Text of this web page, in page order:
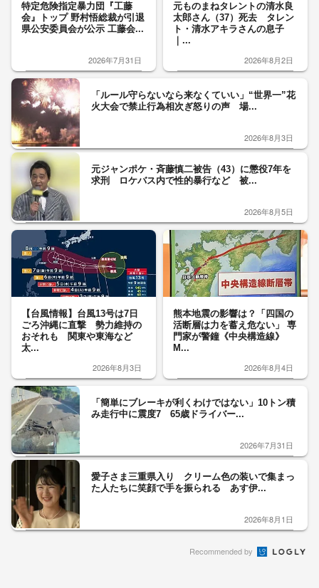
特定危険指定暴力団『工藤
会』トップ 野村悟総裁が引退
県公安委員会が公示 工藤会...
2026年7月31日
元ものまねタレントの清水良
太郎さん（37）死去 タレン
ト・清水アキラさんの息子
｜...
2026年8月2日
「ルール守らないなら来なくていい」“世界一”花
火大会で禁止行為相次ぎ怒りの声 場...
2026年8月3日
元ジャンポケ・斉藤慎二被告（43）に懲役7年を
求刑 ロケバス内で性的暴行など 被...
2026年8月5日
【台風情報】台風13号は7日
ごろ沖縄に直撃 勢力維持の
おそれも 関東や東海など
太...
2026年8月3日
熊本地震の影響は？「四国の
活断層は力を蓄え危ない」 専
門家が警鐘《中央構造線》
M...
2026年8月4日
「簡単にブレーキが利くわけではない」10トン積
み走行中に震度7 65歳ドライバー...
2026年7月31日
愛子さま三重県入り クリーム色の装いで集まっ
た人たちに笑顔で手を振られる あす伊...
2026年8月1日
Recommended by